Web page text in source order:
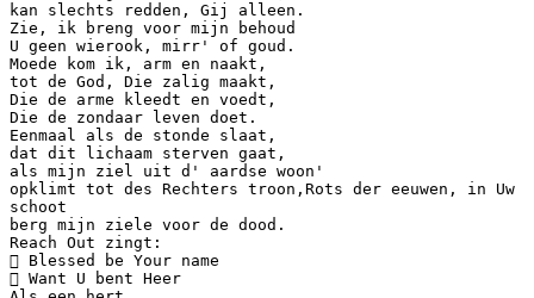
kan slechts redden, Gij alleen.
Zie, ik breng voor mijn behoud
U geen wierook, mirr' of goud.
Moede kom ik, arm en naakt,
tot de God, Die zalig maakt,
Die de arme kleedt en voedt,
Die de zondaar leven doet.
Eenmaal als de stonde slaat,
dat dit lichaam sterven gaat,
als mijn ziel uit d' aardse woon'
opklimt tot des Rechters troon,Rots der eeuwen, in Uw
schoot
berg mijn ziele voor de dood.
Reach Out zingt:
 Blessed be Your name
 Want U bent Heer